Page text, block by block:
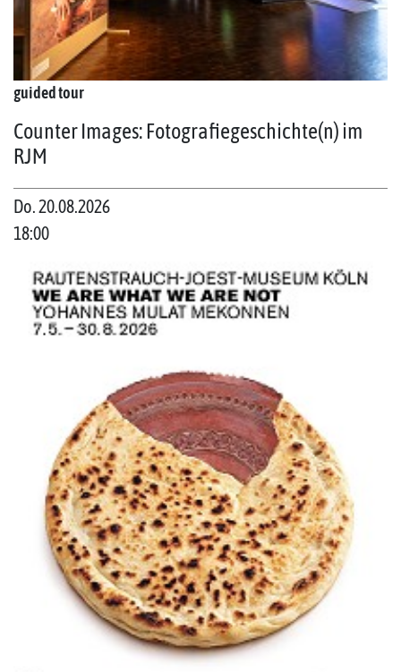
guided tour
Counter Images: Fotografiegeschichte(n) im
RJM
Do. 20.08.2026
18:00